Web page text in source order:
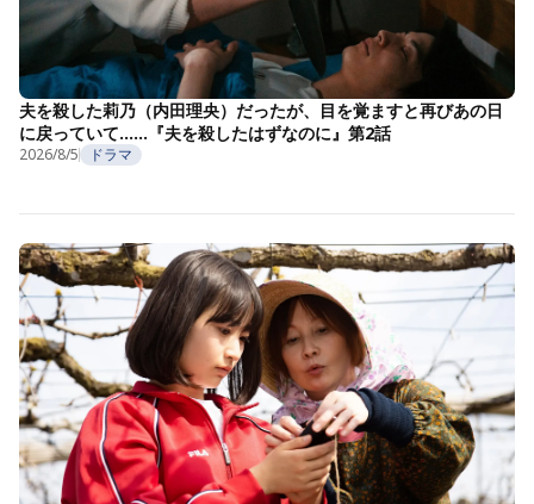
夫を殺した莉乃（内田理央）だったが、目を覚ますと再びあの日
に戻っていて……『夫を殺したはずなのに』第2話
2026/8/5 ドラマ